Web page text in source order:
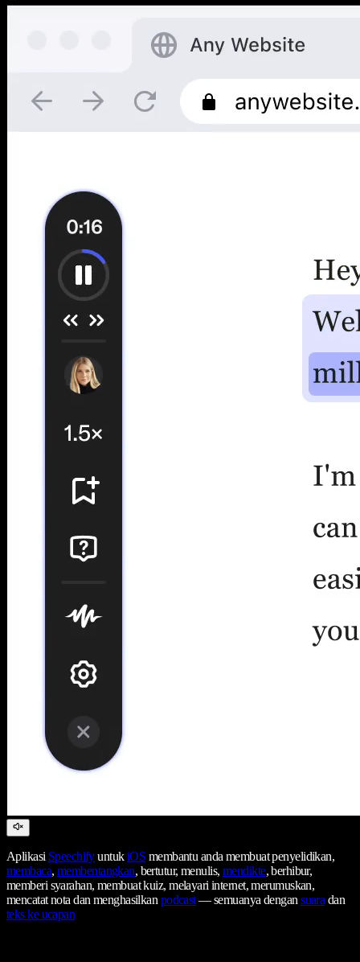
Aplikasi SpeechifyuntukiOS membantu anda membuat penyelidikan,
membaca, membentangkan, bertutur, menulis, mendikte, berhibur,
memberi syarahan, membuat kuiz, melayari internet, merumuskan,
mencatat nota dan menghasilkanpodcast— semuanya dengansuaradan
teks ke ucapan